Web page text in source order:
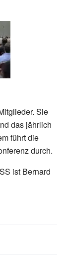
Sie
das jährlich
führt die
durch.
ist Bernard